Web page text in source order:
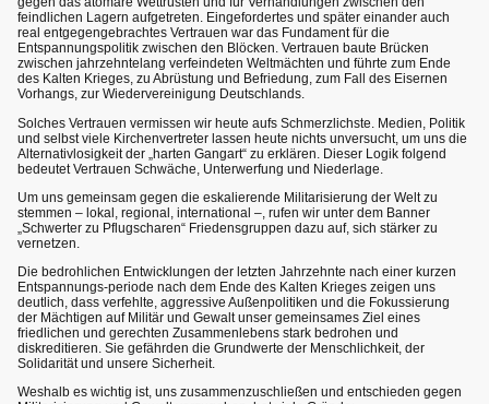
feindlichen Lagern aufgetreten. Eingefordertes und später einander auch
real entgegengebrachtes Vertrauen war das Fundament für die
Entspannungspolitik zwischen den Blöcken. Vertrauen baute Brücken
zwischen jahrzehntelang verfeindeten Weltmächten und führte zum Ende
des Kalten Krieges, zu Abrüstung und Befriedung, zum Fall des Eisernen
Vorhangs, zur Wiedervereinigung Deutschlands.
Solches Vertrauen vermissen wir heute aufs Schmerzlichste. Medien, Politik
und selbst viele Kirchenvertreter lassen heute nichts unversucht, um uns die
Alternativlosigkeit der „harten Gangart“ zu erklären. Dieser Logik folgend
bedeutet Vertrauen Schwäche, Unterwerfung und Niederlage.
Um uns gemeinsam gegen die eskalierende Militarisierung der Welt zu
stemmen – lokal, regional, international –, rufen wir unter dem Banner
„Schwerter zu Pflugscharen“ Friedensgruppen dazu auf, sich stärker zu
vernetzen.
Die bedrohlichen Entwicklungen der letzten Jahrzehnte nach einer kurzen
Entspannungs-periode nach dem Ende des Kalten Krieges zeigen uns
deutlich, dass verfehlte, aggressive Außenpolitiken und die Fokussierung
der Mächtigen auf Militär und Gewalt unser gemeinsames Ziel eines
friedlichen und gerechten Zusammenlebens stark bedrohen und
diskreditieren. Sie gefährden die Grundwerte der Menschlichkeit, der
Solidarität und unsere Sicherheit.
Weshalb es wichtig ist, uns zusammenzuschließen und entschieden gegen